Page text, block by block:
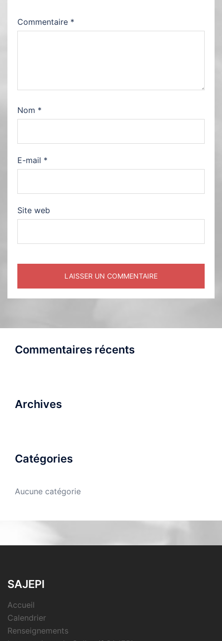
Commentaire *
Nom *
E-mail *
Site web
Commentaires récents
Archives
Catégories
Aucune catégorie
SAJEPI
Accueil
Calendrier
Renseignements